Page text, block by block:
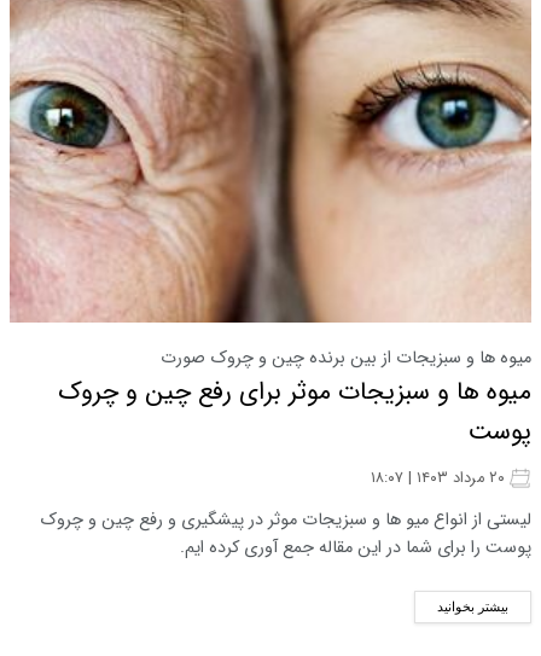
میوه ها و سبزیجات از بین برنده چین و چروک صورت
میوه ها و سبزیجات موثر برای رفع چین و چروک
پوست
لیستی از انواع میو ها و سبزیجات موثر در پیشگیری و رفع چین و چروک
پوست را برای شما در این مقاله جمع آوری کرده ایم.
بیشتر بخوانید